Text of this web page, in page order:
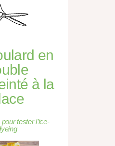
en
à la
tester l’ice-